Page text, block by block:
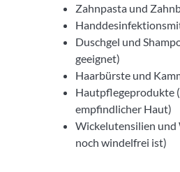
Zahnpasta und
Duschgel und
geeignet)
Haarbürste und
Hautpflegeprodukte
empfindlicher Haut)
Wickelutensilien und
noch windelfrei ist)